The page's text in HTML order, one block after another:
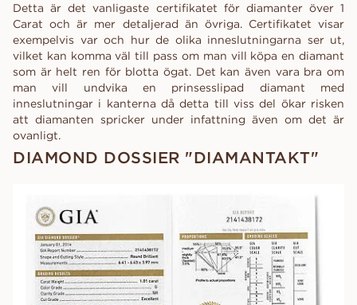
Detta är det vanligaste certifikatet för diamanter över 1
Carat och är mer detaljerad än övriga. Certifikatet visar
exempelvis var och hur de olika inneslutningarna ser ut,
vilket kan komma väl till pass om man vill köpa en diamant
som är helt ren för blotta ögat. Det kan även vara bra om
man vill undvika en prinsesslipad diamant med
inneslutningar i kanterna då detta till viss del ökar risken
att diamanten spricker under infattning även om det är
ovanligt.
DIAMOND DOSSIER "DIAMANTAKT"